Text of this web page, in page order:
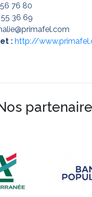
76 80
36 69
: http://